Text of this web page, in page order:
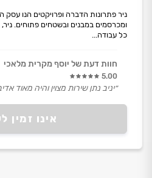
אינו זמין
ניר פתרונות הדברה ופרויקטים הנו
ומכרסמים במבנים ובשטחים פתוחים.
כל עבודה...
חוות דעת של יוסף מקרית מלאכי
5.00
״יניב נתן שירות מצוין והיה מאוד